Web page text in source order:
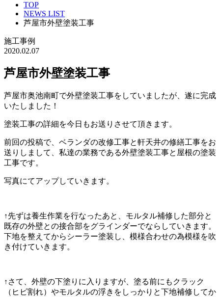
TOP
NEWS LIST
芦屋市外壁塗装工事
施工事例
2020.02.07
芦屋市外壁塗装工事
芦屋市奥池南町で外壁塗装工事をしていましたが、遂に完成
いたしました！
塗装工事の詳細を今日もお送りさせて頂きます。
前回の投稿で、ベランダの改修工事と軒天井の修繕工事をお
送りしまして、私達の業務である外壁塗装工事と屋根の塗装
工事です。
写真にてアップしていきます。
↑先ずは養生作業を行なったあと、モルタル補修した部分と
既存の外壁との接合部をグラインダーでならしていきます。
下地を整えてからシーラー塗装し、模様合わせの為模様を吹
き付けていきます。
↑さて、外壁の下塗りに入りますが、塗る前にもクラック
（ヒビ割れ）やモルタルの浮きをしっかりと下地補修してか